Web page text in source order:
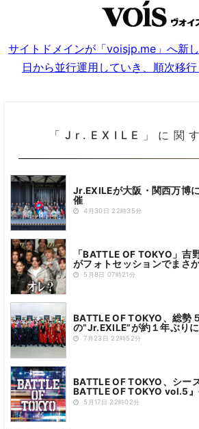
サイトドメインが「voisjp.me」へ新
日から並行運用していき、順次移行
「Jr.EXILE」に関
Jr.EXILEが大阪・関西万博
催
4月30日 22時35分
「BATTLE OF TOKYO」
がフォトセッションでまさ
5月8日 07時21分
BATTLE OF TOKYO、総勢
の”Jr.EXILE”が約１年ぶり
7月23日 22時52分
BATTLE OF TOKYO、シー
BATTLE OF TOKYO vol.5
5月17日 22時02分